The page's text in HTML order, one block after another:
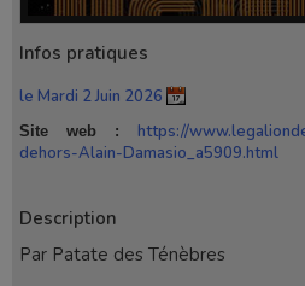
Infos pratiques
le Mardi 2 Juin 2026
Site web : https://
dehors-Alain-Damasio_a5909.html
Description
Par Patate des Ténèbres